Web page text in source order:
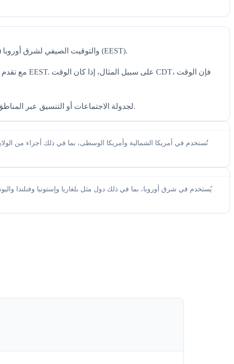
يتيح لك محول المنطقة الزمنية البسيط هذا من CDT إلى EEST فهم فرق التوقيت بسرعة وبصرياً بين التوقيت الصيفي المركزي (CDT) والتوقيت الصيفي لشرق أوروبا (EEST).
تسهل هذه الأداة تحويل CDT إلى EEST لجدولة الاجتماعات أو التنسيق عبر المناطق الزمنية أو تخطيط الفعاليات. بنظرة واحدة، يمكنك إدارة فرق التوقيت بكفاءة وتجنب أي ارتباك.